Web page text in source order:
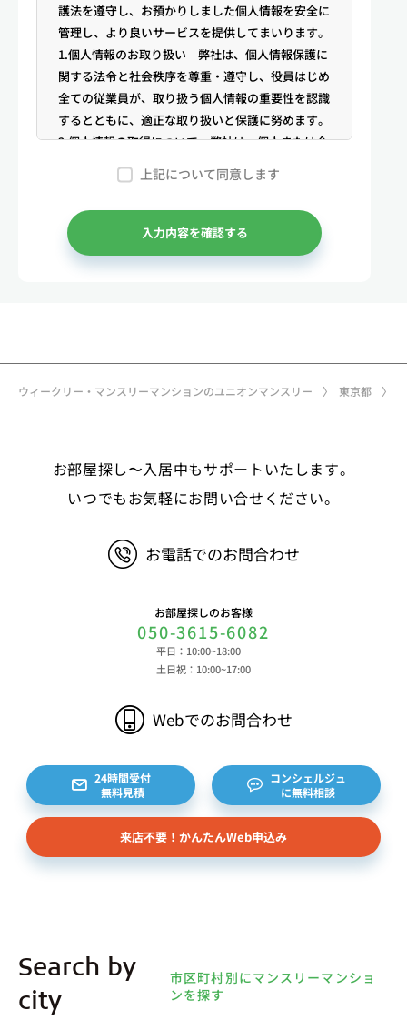
ウィークリー・マンスリーマンションのユニオンマンスリー 東京都
護法を遵守し、お預かりしました個人情報を安全に
管理し、より良いサービスを提供してまいります。
1.個人情報のお取り扱い 弊社は、個人情報保護に
関する法令と社会秩序を尊重・遵守し、役員はじめ
全ての従業員が、取り扱う個人情報の重要性を認識
するとともに、適正な取り扱いと保護に努めます。
2.個人情報の取得について 弊社は、個人または企
業からの電話・メール等のお問合せや公開情報（登
記簿謄本、電話帳、インターネット掲載情報等）な
どから適法かつ公正な手段により個人情報を取得い
たします。
3.弊社が保有する個人情報 （1）マンスリー物件
メールアドレス、アカウントのIDおよびパスワー
等 ③決済に関する情報 クレジットカードに関す
ービスのご利用に際して取得する情報 端末識別
子、広告識別子、IPアドレス、クッキーデータおよ
閲覧時刻、リファラー情報ならびにクッキーIDや広
対するお問い合わせ・ご連絡等に関する情報等 ま
た、お客様の個人情報は、弊社のデータベースシス
テムに登録されます。登録されるお客様の個人情報
積書等をもとに登録されます。 （2）弊社と賃貸
借契約を締結している不動産所有者様および所有者
約等のお問合せをいただいた個人または企業、イン
ターネット上の不動産オーナーサイト等からの査定
依頼者、 公開情報などから取得した不動産所有者
様（以下総称して「オーナー様」といいます）の個
人情報を取得します。取得する個人情報は、上記
下記（1）～（13）における利用目的のために利用
し、また、利用目的を達成するために必要な範囲で
上記について同意します
入力内容を確認する
お部屋探し〜入居中もサポートいたします。
いつでもお気軽にお問い合せください。
お電話でのお問合わせ
お部屋探しのお客様
050-3615-6082
平日：10:00~18:00
土日祝：10:00~17:00
Webでのお問合わせ
24時間受付
無料見積
コンシェルジュ
に無料相談
来店不要！かんたんWeb申込み
Search by
city
市区町村別にマンスリーマンショ
ンを探す